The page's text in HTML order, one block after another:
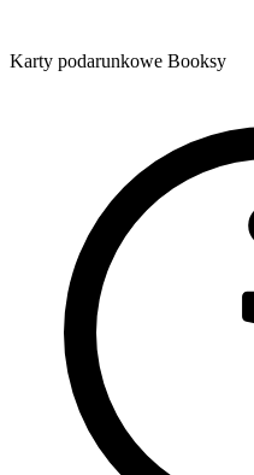
Karty podarunkowe Booksy